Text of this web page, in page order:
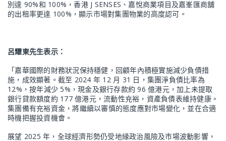
別達 90%和 100%，香港 J SENSES、嘉悅商業項目及嘉峯匯商舖
的出租率更達 100%，顯示市場對集團物業的高度認可。
呂耀東先生表示：
「嘉華國際的財務狀況保持穩健，回顧年內積極實施減少負債措
施，成效顯著。截至 2024 年 12 月 31 日，集團淨負債比率為
12%，按年減少 5%，現金及銀行存款約 96 億港元，加上未提取
銀行貸款額度約 177 億港元，流動性充裕，資產負債表維持健康。
集團備有充裕資金，將繼續以審慎的態度應對市場變化，並在合適
時機把握投資機會。
展望 2025 年，全球經濟形勢仍受地緣政治風險及市場波動影響，